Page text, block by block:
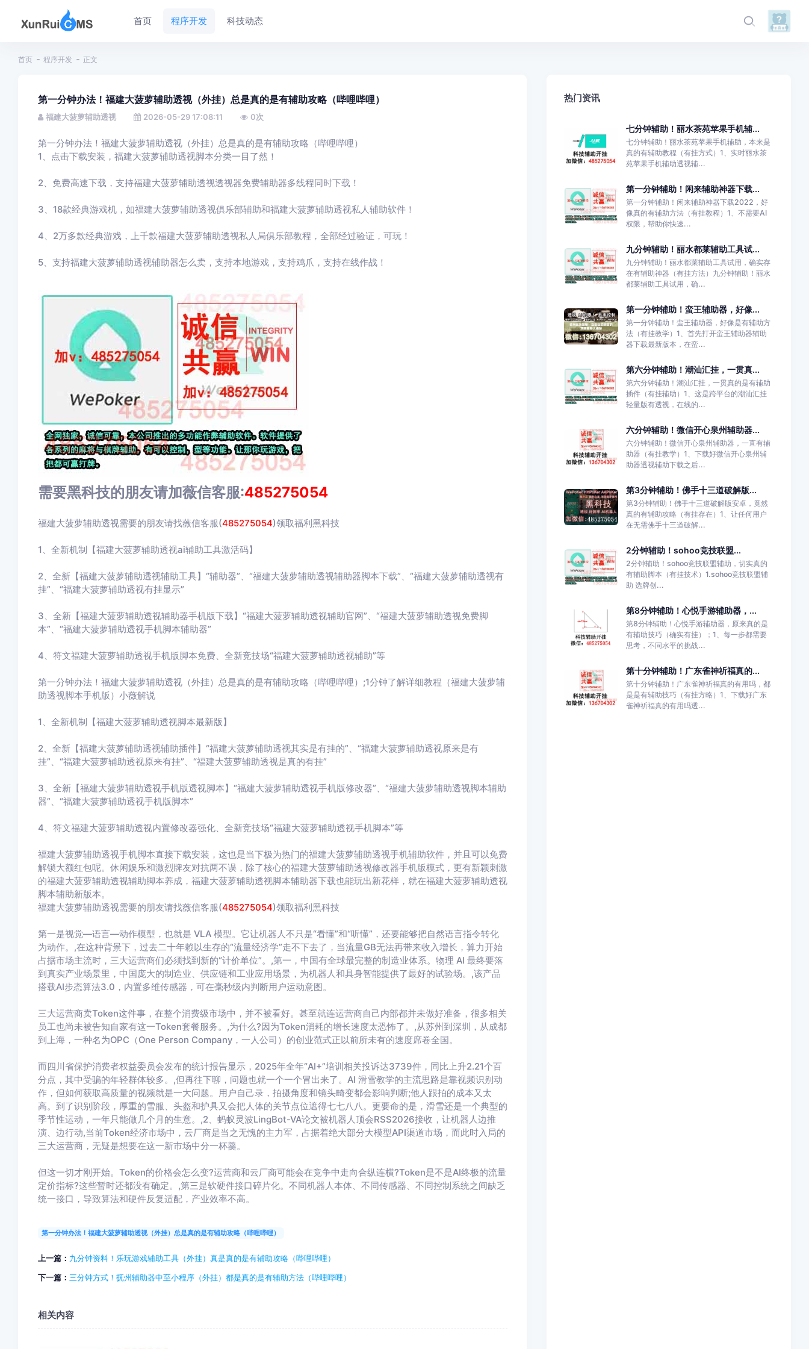
首页 程序开发 科技动态
首页 程序开发 正文
第一分钟办法！福建大菠萝辅助透视（外挂）总是真的是有辅助攻略（哔哩哔哩）
福建大菠萝辅助透视 2026-05-29 17:08:11 0次
第一分钟办法！福建大菠萝辅助透视（外挂）总是真的是有辅助攻略（哔哩哔哩）
1、点击下载安装，福建大菠萝辅助透视脚本分类一目了然！
2、免费高速下载，支持福建大菠萝辅助透视透视器免费辅助器多线程同时下载！
3、18款经典游戏机，如福建大菠萝辅助透视俱乐部辅助和福建大菠萝辅助透视私人辅助软件！
4、2万多款经典游戏，上千款福建大菠萝辅助透视私人局俱乐部教程，全部经过验证，可玩！
5、支持福建大菠萝辅助透视辅助器怎么卖，支持本地游戏，支持鸡爪，支持在线作战！
需要黑科技的朋友请加薇信客服:485275054
福建大菠萝辅助透视需要的朋友请找薇信客服(485275054)领取福利黑科技
1、全新机制【福建大菠萝辅助透视ai辅助工具激活码】
2、全新【福建大菠萝辅助透视辅助工具】“辅助器”、“福建大菠萝辅助透视辅助器脚本下载”、“福建大菠萝辅助透视有
挂”、“福建大菠萝辅助透视有挂显示”
3、全新【福建大菠萝辅助透视辅助器手机版下载】“福建大菠萝辅助透视辅助官网”、“福建大菠萝辅助透视免费脚
本”、“福建大菠萝辅助透视手机脚本辅助器”
4、符文福建大菠萝辅助透视手机版脚本免费、全新竞技场“福建大菠萝辅助透视辅助”等
第一分钟办法！福建大菠萝辅助透视（外挂）总是真的是有辅助攻略（哔哩哔哩）;1分钟了解详细教程（福建大菠萝辅
助透视脚本手机版）小薇解说
1、全新机制【福建大菠萝辅助透视脚本最新版】
2、全新【福建大菠萝辅助透视辅助插件】“福建大菠萝辅助透视其实是有挂的”、“福建大菠萝辅助透视原来是有
挂”、“福建大菠萝辅助透视原来有挂”、“福建大菠萝辅助透视是真的有挂”
3、全新【福建大菠萝辅助透视手机版透视脚本】“福建大菠萝辅助透视手机版修改器”、“福建大菠萝辅助透视脚本辅助
器”、“福建大菠萝辅助透视手机版脚本”
4、符文福建大菠萝辅助透视内置修改器强化、全新竞技场“福建大菠萝辅助透视手机脚本”等
福建大菠萝辅助透视手机脚本直接下载安装，这也是当下极为热门的福建大菠萝辅助透视手机辅助软件，并且可以免费
解锁大额红包呢。休闲娱乐和激烈牌友对抗两不误，除了核心的福建大菠萝辅助透视修改器手机版模式，更有新颖刺激
的福建大菠萝辅助透视辅助脚本养成，福建大菠萝辅助透视脚本辅助器下载也能玩出新花样，就在福建大菠萝辅助透视
脚本辅助新版本。
福建大菠萝辅助透视需要的朋友请找薇信客服(485275054)领取福利黑科技
第一是视觉—语言—动作模型，也就是 VLA 模型。它让机器人不只是“看懂”和“听懂”，还要能够把自然语言指令转化
为动作。,在这种背景下，过去二十年赖以生存的“流量经济学”走不下去了，当流量GB无法再带来收入增长，算力开始
占据市场主流时，三大运营商们必须找到新的“计价单位”。,第一，中国有全球最完整的制造业体系。物理 AI 最终要落
到真实产业场景里，中国庞大的制造业、供应链和工业应用场景，为机器人和具身智能提供了最好的试验场。,该产品
搭载AI步态算法3.0，内置多维传感器，可在毫秒级内判断用户运动意图。
三大运营商卖Token这件事，在整个消费级市场中，并不被看好。甚至就连运营商自己内部都并未做好准备，很多相关
员工也尚未被告知自家有这一Token套餐服务。,为什么?因为Token消耗的增长速度太恐怖了。,从苏州到深圳，从成都
到上海，一种名为OPC（One Person Company，一人公司）的创业范式正以前所未有的速度席卷全国。
而四川省保护消费者权益委员会发布的统计报告显示，2025年全年“AI+”培训相关投诉达3739件，同比上升2.21个百
分点，其中受骗的年轻群体较多。,但再往下聊，问题也就一个一个冒出来了。AI 滑雪教学的主流思路是靠视频识别动
作，但如何获取高质量的视频就是一大问题。用户自己录，拍摄角度和镜头畸变都会影响判断;他人跟拍的成本又太
高。到了识别阶段，厚重的雪服、头盔和护具又会把人体的关节点位遮得七七八八。更要命的是，滑雪还是一个典型的
季节性运动，一年只能做几个月的生意。,2、蚂蚁灵波LingBot-VA论文被机器人顶会RSS2026接收，让机器人边推
演、边行动,当前Token经济市场中，云厂商是当之无愧的主力军，占据着绝大部分大模型API渠道市场，而此时入局的
三大运营商，无疑是想要在这一新市场中分一杯羹。
但这一切才刚开始。Token的价格会怎么变?运营商和云厂商可能会在竞争中走向合纵连横?Token是不是AI终极的流量
定价指标?这些暂时还都没有确定。,第三是软硬件接口碎片化。不同机器人本体、不同传感器、不同控制系统之间缺乏
统一接口，导致算法和硬件反复适配，产业效率不高。
第一分钟办法！福建大菠萝辅助透视（外挂）总是真的是有辅助攻略（哔哩哔哩）
上一篇： 九分钟资料！乐玩游戏辅助工具（外挂）真是真的是有辅助攻略（哔哩哔哩）
下一篇： 三分钟方式！抚州辅助器中至小程序（外挂）都是真的是有辅助方法（哔哩哔哩）
相关内容
热门资讯
七分钟辅助！丽水茶苑苹果手机辅...
七分钟辅助！丽水茶苑苹果手机辅助，本来是
真的有辅助教程（有挂方式）1、实时丽水茶
苑苹果手机辅助透视辅...
第一分钟辅助！闲来辅助神器下载...
第一分钟辅助！闲来辅助神器下载2022，好
像真的有辅助方法（有挂教程）1、不需要AI
权限，帮助你快速...
九分钟辅助！丽水都莱辅助工具试...
九分钟辅助！丽水都莱辅助工具试用，确实存
在有辅助神器（有挂方法）九分钟辅助！丽水
都莱辅助工具试用，确...
第一分钟辅助！蛮王辅助器，好像...
第一分钟辅助！蛮王辅助器，好像是有辅助方
法（有挂教学）1、首先打开蛮王辅助器辅助
器下载最新版本，在蛮...
第六分钟辅助！潮汕汇挂，一贯真...
第六分钟辅助！潮汕汇挂，一贯真的是有辅助
插件（有挂辅助）1、这是跨平台的潮汕汇挂
轻量版有透视，在线的...
六分钟辅助！微信开心泉州辅助器...
六分钟辅助！微信开心泉州辅助器，一直有辅
助器（有挂教学）1、下载好微信开心泉州辅
助器透视辅助下载之后...
第3分钟辅助！佛手十三道破解版...
第3分钟辅助！佛手十三道破解版安卓，竟然
真的有辅助攻略（有挂存在）1、让任何用户
在无需佛手十三道破解...
2分钟辅助！sohoo竞技联盟...
2分钟辅助！sohoo竞技联盟辅助，切实真的
有辅助脚本（有挂技术）1.sohoo竞技联盟辅
助 选牌创...
第8分钟辅助！心悦手游辅助器，...
第8分钟辅助！心悦手游辅助器，原来真的是
有辅助技巧（确实有挂）；1、每一步都需要
思考，不同水平的挑战...
第十分钟辅助！广东雀神祈福真的...
第十分钟辅助！广东雀神祈福真的有用吗，都
是是有辅助技巧（有挂方略）1、下载好广东
雀神祈福真的有用吗透...